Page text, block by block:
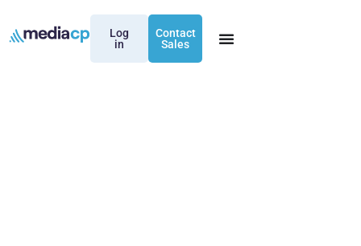
Log
in
Contact
Sales